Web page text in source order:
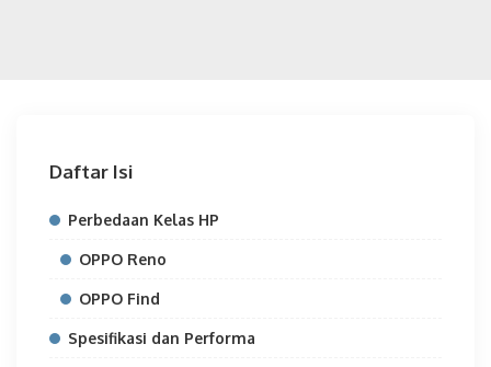
Daftar Isi
Perbedaan Kelas HP
OPPO Reno
OPPO Find
Spesifikasi dan Performa